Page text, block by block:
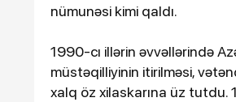
nümunəsi kimi qaldı.
1990-cı illərin əvvəllərində
müstəqilliyinin itirilməsi,
xalq öz xilaskarına üz tutdu.